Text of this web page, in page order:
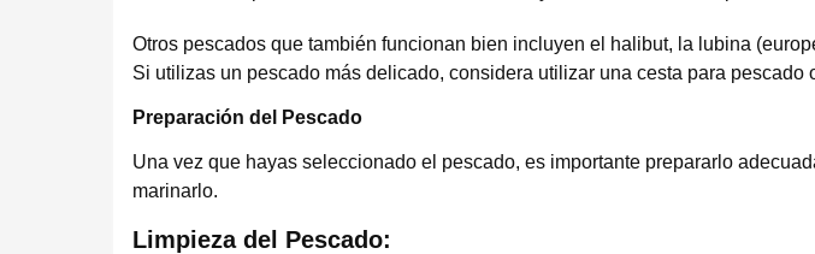
Otros pescados que también funcionan bien incluyen el halibut, la lubina
Si utilizas un pescado más delicado, considera utilizar una cesta para
Preparación del Pescado
Una vez que hayas seleccionado el pescado, es importante prepararlo
marinarlo.
Limpieza del Pescado: